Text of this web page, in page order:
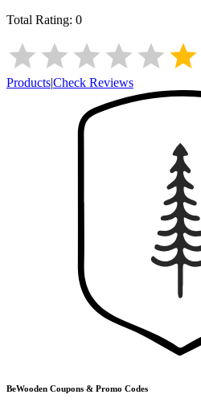
Total Rating: 0
Products|Check Reviews
BeWooden Coupons & Promo Codes